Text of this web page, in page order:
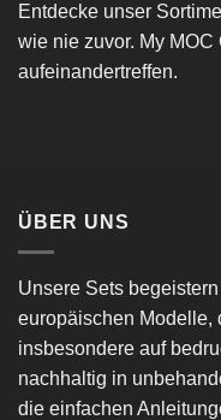
Entdecke unser
wie nie zuvor. My
aufeinandertreffen.
ÜBER UNS
Unsere Sets
europäischen Modelle,
insbesondere auf
nachhaltig in
die einfachen